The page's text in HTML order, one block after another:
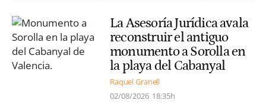
La Asesoría Jurídica avala
reconstruir el antiguo
monumento a Sorolla en
la playa del Cabanyal
Raquel Granell
02/08/2026 18:35h